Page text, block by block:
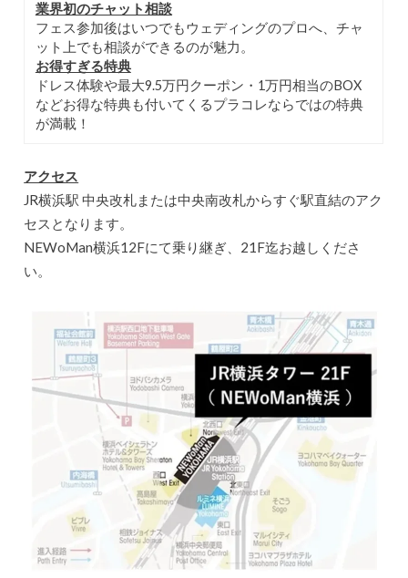
業界初のチャット相談
フェス参加後はいつでもウェディングのプロへ、チャ
ット上でも相談ができるのが魅力。
お得すぎる特典
ドレス体験や最大9.5万円クーポン・1万円相当のBOX
などお得な特典も付いてくるプラコレならではの特典
が満載！
アクセス
JR横浜駅 中央改札または中央南改札からすぐ駅直結のアク
セスとなります。
NEWoMan横浜12Fにて乗り継ぎ、21F迄お越しくださ
い。